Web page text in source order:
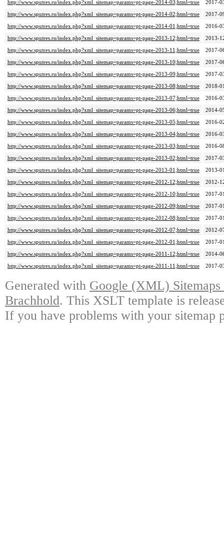
http://www.sputres.ru/index.php?xml_sitemap=params=pt-page-2014-03;html=true
2017-
http://www.sputres.ru/index.php?xml_sitemap=params=pt-page-2014-02;html=true
2017-
http://www.sputres.ru/index.php?xml_sitemap=params=pt-page-2014-01;html=true
2016-
http://www.sputres.ru/index.php?xml_sitemap=params=pt-page-2013-12;html=true
2013-
http://www.sputres.ru/index.php?xml_sitemap=params=pt-page-2013-11;html=true
2017-
http://www.sputres.ru/index.php?xml_sitemap=params=pt-page-2013-10;html=true
2017-
http://www.sputres.ru/index.php?xml_sitemap=params=pt-page-2013-09;html=true
2017-
http://www.sputres.ru/index.php?xml_sitemap=params=pt-page-2013-08;html=true
2018-
http://www.sputres.ru/index.php?xml_sitemap=params=pt-page-2013-07;html=true
2016-
http://www.sputres.ru/index.php?xml_sitemap=params=pt-page-2013-06;html=true
2014-
http://www.sputres.ru/index.php?xml_sitemap=params=pt-page-2013-05;html=true
2016-
http://www.sputres.ru/index.php?xml_sitemap=params=pt-page-2013-04;html=true
2016-
http://www.sputres.ru/index.php?xml_sitemap=params=pt-page-2013-03;html=true
2016-
http://www.sputres.ru/index.php?xml_sitemap=params=pt-page-2013-02;html=true
2017-
http://www.sputres.ru/index.php?xml_sitemap=params=pt-page-2013-01;html=true
2013-
http://www.sputres.ru/index.php?xml_sitemap=params=pt-page-2012-12;html=true
2012-
http://www.sputres.ru/index.php?xml_sitemap=params=pt-page-2012-10;html=true
2017-
http://www.sputres.ru/index.php?xml_sitemap=params=pt-page-2012-09;html=true
2017-
http://www.sputres.ru/index.php?xml_sitemap=params=pt-page-2012-08;html=true
2017-
http://www.sputres.ru/index.php?xml_sitemap=params=pt-page-2012-07;html=true
2012-
http://www.sputres.ru/index.php?xml_sitemap=params=pt-page-2012-01;html=true
2017-
http://www.sputres.ru/index.php?xml_sitemap=params=pt-page-2011-12;html=true
2014-
http://www.sputres.ru/index.php?xml_sitemap=params=pt-page-2011-11;html=true
2017-
Generated with Google (XML)
Brachhold. This XSLT template is
If you have problems with your sitemap